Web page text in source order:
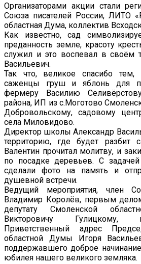
Организаторами акции стали
Союза писателей России, ЛИТО
областная Дума, коллектив
Как известно, сад
преданность земле, красоту
служил и это воспевал в своём
Васильевич.
Так что, великое спасибо
саженцы груш и яблонь для
фермеру Василию
района, ИП из с.Моготово
Добровольскому, садовому
села Миловидово.
Директор школы Александр
территорию, где будет разбит
Валентин прочитал молитву, и
по посадке деревьев. С
сделали фото на память и
душевной встречи.
Ведущий мероприятия, член
Владимир Королёв, первым
депутату Смоленской
Викторовичу Гулицкому,
Приветственный адрес
областной Думы Игоря
поддержавшего доброе
юбилея нашего великого земляка.